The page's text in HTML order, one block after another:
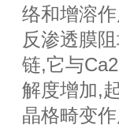
络和增溶
反渗透膜
链,它与
解度增加,
晶格畸变作